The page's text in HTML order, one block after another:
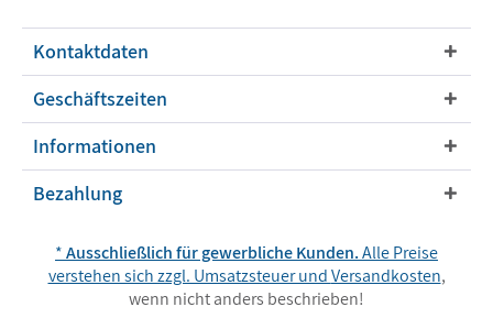
Kontaktdaten
Geschäftszeiten
Informationen
Bezahlung
*Ausschließlich für gewerbliche Kunden.Alle Preise
verstehen sich zzgl. Umsatzsteuer undVersandkosten,
wenn nicht anders beschrieben!